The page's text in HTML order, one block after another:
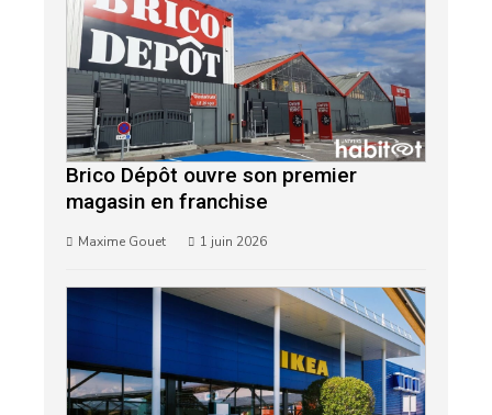
Brico Dépôt ouvre son premier
magasin en franchise
Maxime Gouet 1 juin 2026